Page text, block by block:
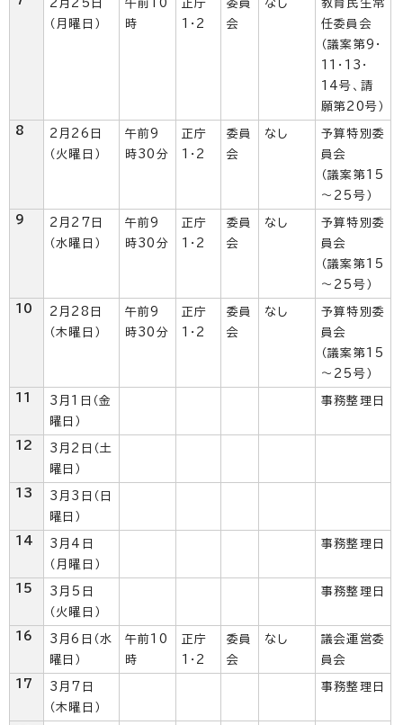
2月25日
（月曜日）
午前10
時
正庁
1・2
委員
会
なし
教育民生常
任委員会
（議案第9・
11・13・
14号、請
願第20号）
8
2月26日
（火曜日）
午前9
時30分
正庁
1・2
委員
会
なし
予算特別委
員会
（議案第15
～25号）
9
2月27日
（水曜日）
午前9
時30分
正庁
1・2
委員
会
なし
予算特別委
員会
（議案第15
～25号）
10
2月28日
（木曜日）
午前9
時30分
正庁
1・2
委員
会
なし
予算特別委
員会
（議案第15
～25号）
11
3月1日（金
曜日）
事務整理日
12
3月2日（土
曜日）
13
3月3日（日
曜日）
14
3月4日
（月曜日）
事務整理日
15
3月5日
（火曜日）
事務整理日
16
3月6日（水
曜日）
午前10
時
正庁
1・2
委員
会
なし
議会運営委
員会
17
3月7日
（木曜日）
事務整理日